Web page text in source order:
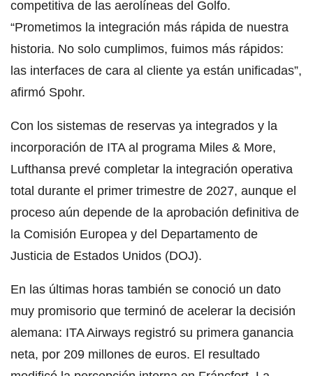
competitiva de las aerolíneas del Golfo.
“Prometimos la integración más rápida de nuestra
historia. No solo cumplimos, fuimos más rápidos:
las interfaces de cara al cliente ya están unificadas”,
afirmó Spohr.
Con los sistemas de reservas ya integrados y la
incorporación de ITA al programa Miles & More,
Lufthansa prevé completar la integración operativa
total durante el primer trimestre de 2027, aunque el
proceso aún depende de la aprobación definitiva de
la Comisión Europea y del Departamento de
Justicia de Estados Unidos (DOJ).
En las últimas horas también se conoció un dato
muy promisorio que terminó de acelerar la decisión
alemana: ITA Airways registró su primera ganancia
neta, por 209 millones de euros. El resultado